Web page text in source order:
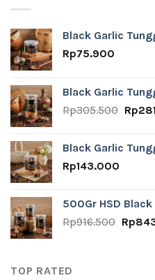
Black Garlic
Rp75.900
Black Garlic
Rp305.500 Rp
Black Garlic
Rp143.000
500Gr HSD
Rp916.500 Rp
TOP RATED